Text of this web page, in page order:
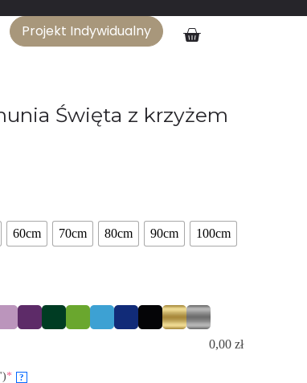
Projekt Indywidualny
Święta z krzyżem
60cm 70cm 80cm 90cm 100cm
0,00 zł
* ?